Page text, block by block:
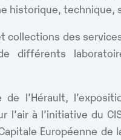
historique,
collections des
différents
l’Hérault,
à l’initiative du
Européenne de